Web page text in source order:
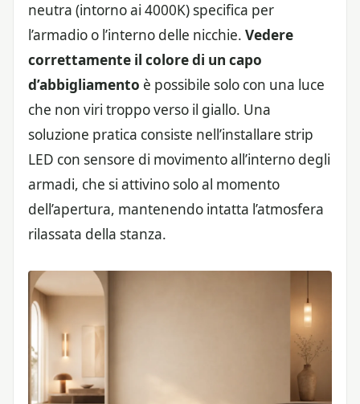
neutra (intorno ai 4000K) specifica per
l’armadio o l’interno delle nicchie. Vedere
correttamente il colore di un capo
d’abbigliamento è possibile solo con una luce
che non viri troppo verso il giallo. Una
soluzione pratica consiste nell’installare strip
LED con sensore di movimento all’interno degli
armadi, che si attivino solo al momento
dell’apertura, mantenendo intatta l’atmosfera
rilassata della stanza.